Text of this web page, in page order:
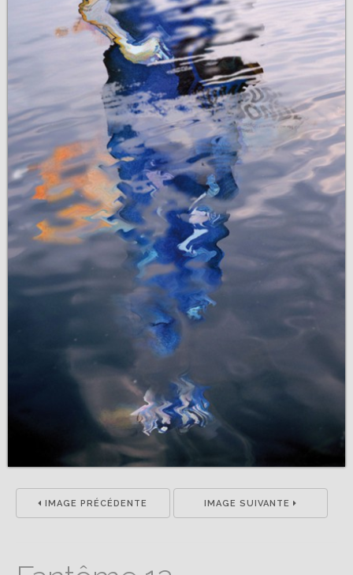
IMAGE PRÉCÉDENTE IMAGE SUIVANTE